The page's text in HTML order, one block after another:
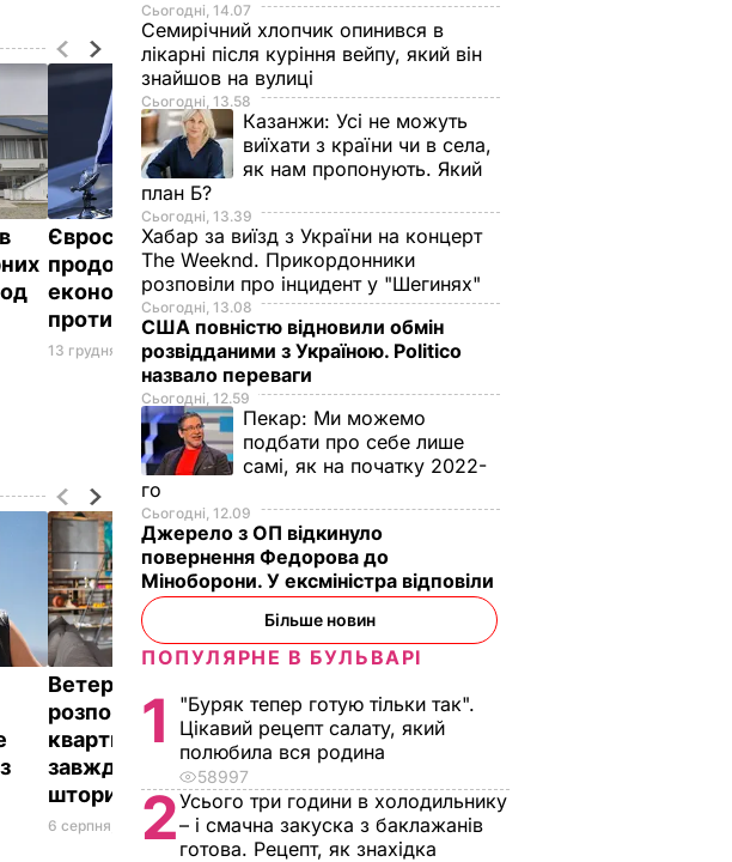
Євросоюз
продовжив дію
економічних санкцій
проти Росії – Туск
13 грудня, 20.19ПОЛІТИКА
Клімкін повідомив,
що Євросоюз
посилить зусилля
для звільнення
захоплених Росією
українських моряків
Ветеран Роменський
розповів, чому в його
квартирі тепер
завжди закриті
штори
6 серпня, 14.06БУЛЬВАР
чорнобривців
учасно, щоб вони
випустили нові
бутони
6 серпня, 13.41БУЛЬВАР
Сьогодні, 14.07
Семирічний хлопчик опинився в
лікарні після куріння вейпу, який він
знайшов на вулиці
Сьогодні, 13.58
Казанжи: Усі не можуть
виїхати з країни чи в села,
як нам пропонують. Який
план Б?
Сьогодні, 13.39
Хабар за виїзд з України на концерт
The Weeknd. Прикордонники
розповіли про інцидент у "Шегинях"
Сьогодні, 13.08
США повністю відновили обмін
розвідданими з Україною. Politico
назвало переваги
Сьогодні, 12.59
Пекар: Ми можемо
подбати про себе лише
самі, як на початку 2022-
го
Сьогодні, 12.09
Джерело з ОП відкинуло
повернення Федорова до
Міноборони. У ексміністра відповіли
Більше новин
ПОПУЛЯРНЕ В БУЛЬВАРІ
1
"Буряк тепер готую тільки так".
Цікавий рецепт салату, який
полюбила вся родина
58997
2Усього три години в холодильнику
– і смачна закуска з баклажанів
готова. Рецепт, як знахідка